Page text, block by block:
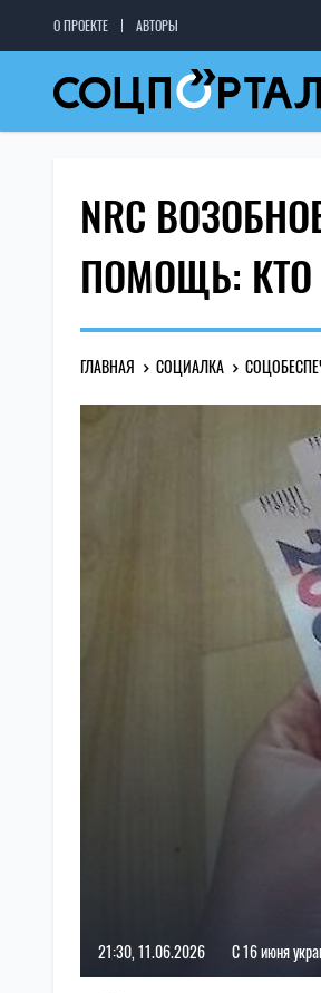
О ПРОЕКТЕ АВТОРЫ
NRC
ПОМОЩЬ:
ГЛАВНАЯ СОЦИАЛКА
21:30, 11.06.2026 С 16 июня